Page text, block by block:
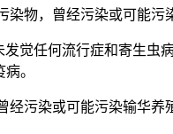
物，曾经污染或可能污
任何流行症和寄生虫
。
染或可能污染输华养